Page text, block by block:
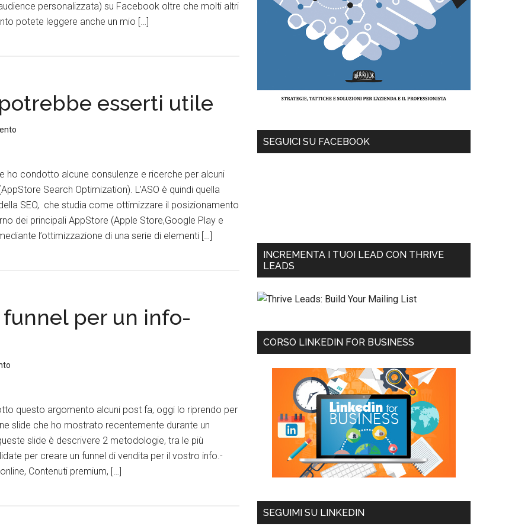
personalizzata) su Facebook oltre che molti altri
potete leggere anche un mio […]
potrebbe esserti utile
ho condotto alcune consulenze e ricerche per alcuni
Search Optimization). L’ASO è quindi quella
SEO, che studia come ottimizzare il posizionamento
dei principali AppStore (Apple Store,Google Play e
l’ottimizzazione di una serie di elementi […]
per un info-
questo argomento alcuni post fa, oggi lo riprendo per
slide che ho mostrato recentemente durante un
slide è descrivere 2 metodologie, tra le più
per creare un funnel di vendita per il vostro info.-
Contenuti premium, […]
SEGUICI SU FACEBOOK
INCREMENTA I TUOI LEAD CON THRIVE
LEADS
CORSO LINKEDIN FOR BUSINESS
SEGUIMI SU LINKEDIN